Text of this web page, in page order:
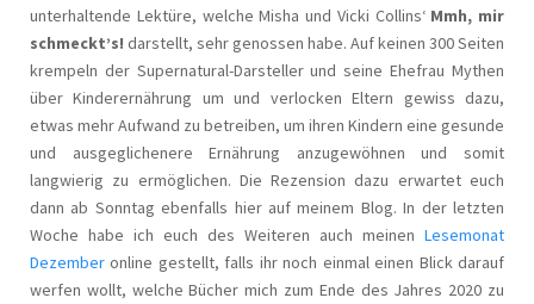
unterhaltende Lektüre, welche Misha und Vicki Collins‘ Mmh, mir
schmeckt’s! darstellt, sehr genossen habe. Auf keinen 300 Seiten
krempeln der Supernatural-Darsteller und seine Ehefrau Mythen
über Kinderernährung um und verlocken Eltern gewiss dazu,
etwas mehr Aufwand zu betreiben, um ihren Kindern eine gesunde
und ausgeglichenere Ernährung anzugewöhnen und somit
langwierig zu ermöglichen. Die Rezension dazu erwartet euch
dann ab Sonntag ebenfalls hier auf meinem Blog. In der letzten
Woche habe ich euch des Weiteren auch meinen Lesemonat
Dezember online gestellt, falls ihr noch einmal einen Blick darauf
werfen wollt, welche Bücher mich zum Ende des Jahres 2020 zu